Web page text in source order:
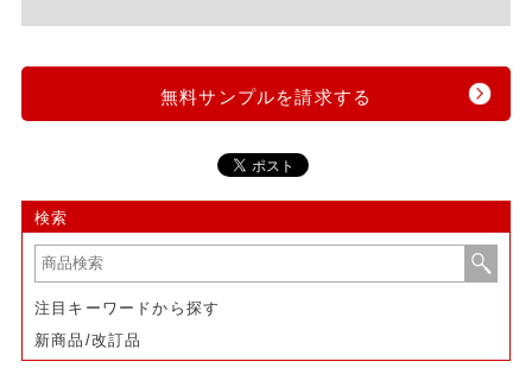
無料サンプルを請求する
検索
注目キーワードから探す
新商品/改訂品